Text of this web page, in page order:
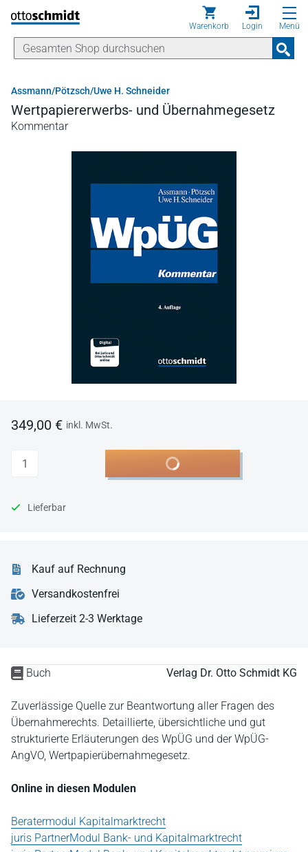
Direkt zum Inhalt
Warenkorb Login Menü
Assmann/Pötzsch/Uwe H. Schneider
Wertpapiererwerbs- und Übernahmegesetz
Kommentar
Buch Verlag Dr. Otto Schmidt KG
Zuverlässige Quelle zur Beantwortung aller Fragen des
Übernahmerechts. Detaillierte, übersichtliche und gut
strukturierte Erläuterungen des WpÜG und der WpÜG-
AngVO, Wertpapierübernahmegesetz.
Online in diesen Modulen
Beratermodul Kapitalmarktrecht
juris PartnerModul Bank- und Kapitalmarktrecht
349,00 € inkl. MwSt.
Anzahl In den Warenkorb
Lieferbar
Kauf auf Rechnung
Versandkostenfrei
Lieferzeit 2-3 Werktage